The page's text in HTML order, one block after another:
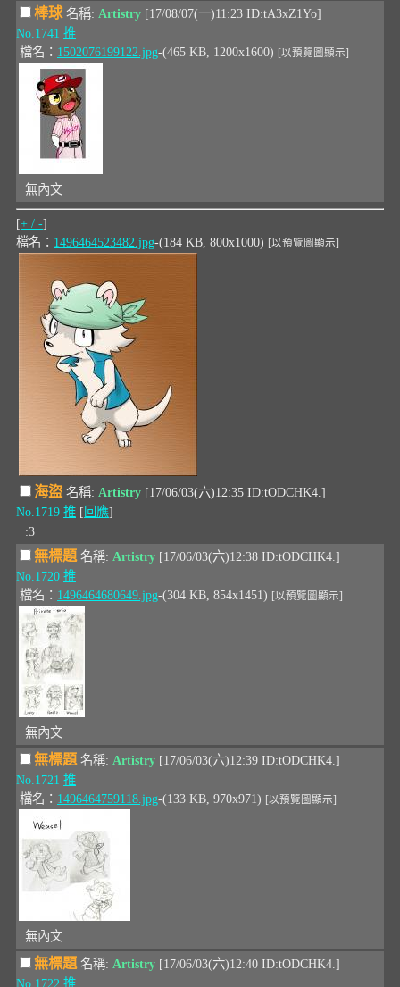
棒球 名稱: Artistry [17/08/07(一)11:23 ID:tA3xZ1Yo]
No.1741 推
檔名： 1502076199122.jpg-(465 KB, 1200x1600) [以預覽圖顯示]
無內文
[+ / -]
檔名： 1496464523482.jpg-(184 KB, 800x1000) [以預覽圖顯示]
海盜 名稱: Artistry [17/06/03(六)12:35 ID:tODCHK4.]
No.1719 推 [ 回應]
:3
無標題 名稱: Artistry [17/06/03(六)12:38 ID:tODCHK4.]
No.1720 推
檔名： 1496464680649.jpg-(304 KB, 854x1451) [以預覽圖顯示]
無內文
無標題 名稱: Artistry [17/06/03(六)12:39 ID:tODCHK4.]
No.1721 推
檔名： 1496464759118.jpg-(133 KB, 970x971) [以預覽圖顯示]
無內文
無標題名稱: Artistry [17/06/03(六)12:40 ID:tODCHK4.]
No.1722 推